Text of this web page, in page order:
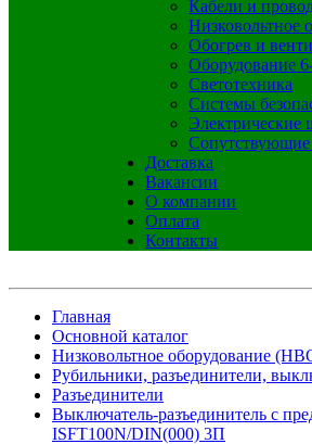
Кабели и
Низковольтное
Обогрев и
Оборудование
Светотехника
Системы
Электрические
Сопутствующие
Доставка
Вакансии
О компании
Оплата
Контакты
Главная
Основной каталог
Низковольтное оборудование
Рубильники, разъединители,
Разъединители
Выключатель-разъединитель с
ISFT100N/DIN(000) 3П